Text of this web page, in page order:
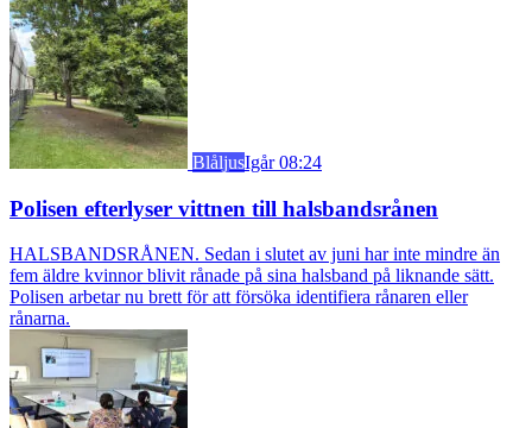
BlåljusIgår 08:24
Polisen efterlyser vittnen till halsbandsrånen
HALSBANDSRÅNEN. Sedan i slutet av juni har inte mindre än
fem äldre kvinnor blivit rånade på sina halsband på liknande sätt.
Polisen arbetar nu brett för att försöka identifiera rånaren eller
rånarna.